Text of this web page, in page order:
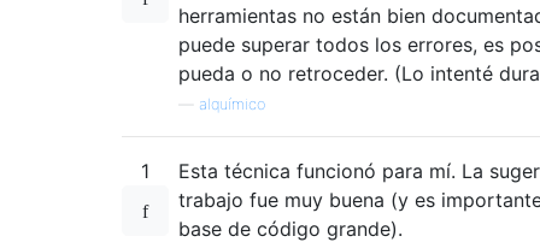
herramientas no están bien
puede superar todos los errores, es
pueda o no retroceder. (Lo intenté
alquímico
1
Esta técnica funcionó para mí. La
trabajo fue muy buena (y es
base de código grande).